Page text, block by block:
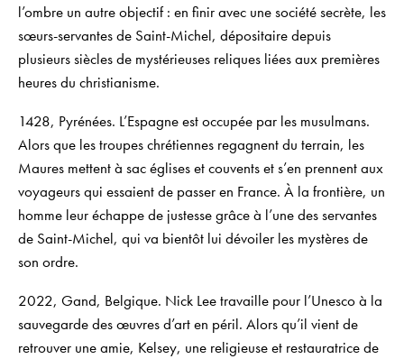
l’ombre un autre objectif : en finir avec une société secrète, les
sœurs-servantes de Saint-Michel, dépositaire depuis
plusieurs siècles de mystérieuses reliques liées aux premières
heures du christianisme.
1428, Pyrénées. L’Espagne est occupée par les musulmans.
Alors que les troupes chrétiennes regagnent du terrain, les
Maures mettent à sac églises et couvents et s’en prennent aux
voyageurs qui essaient de passer en France. À la frontière, un
homme leur échappe de justesse grâce à l’une des servantes
de Saint-Michel, qui va bientôt lui dévoiler les mystères de
son ordre.
2022, Gand, Belgique. Nick Lee travaille pour l’Unesco à la
sauvegarde des œuvres d’art en péril. Alors qu’il vient de
retrouver une amie, Kelsey, une religieuse et restauratrice de